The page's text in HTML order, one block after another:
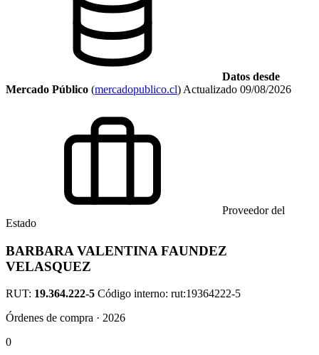
Datos desde
Mercado Público (mercadopublico.cl) Actualizado 09/08/2026
Proveedor del
Estado
BARBARA VALENTINA FAUNDEZ
VELASQUEZ
RUT: 19.364.222-5 Código interno: rut:19364222-5
Órdenes de compra · 2026
0